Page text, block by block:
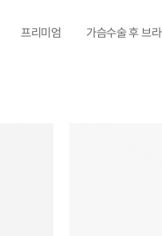
프리미엄 가슴수술 후 브라